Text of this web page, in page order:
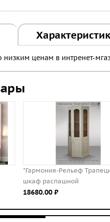
ценам в интренет-
"Гармония-Рельеф
шкаф распашной
18680.00 ⃏